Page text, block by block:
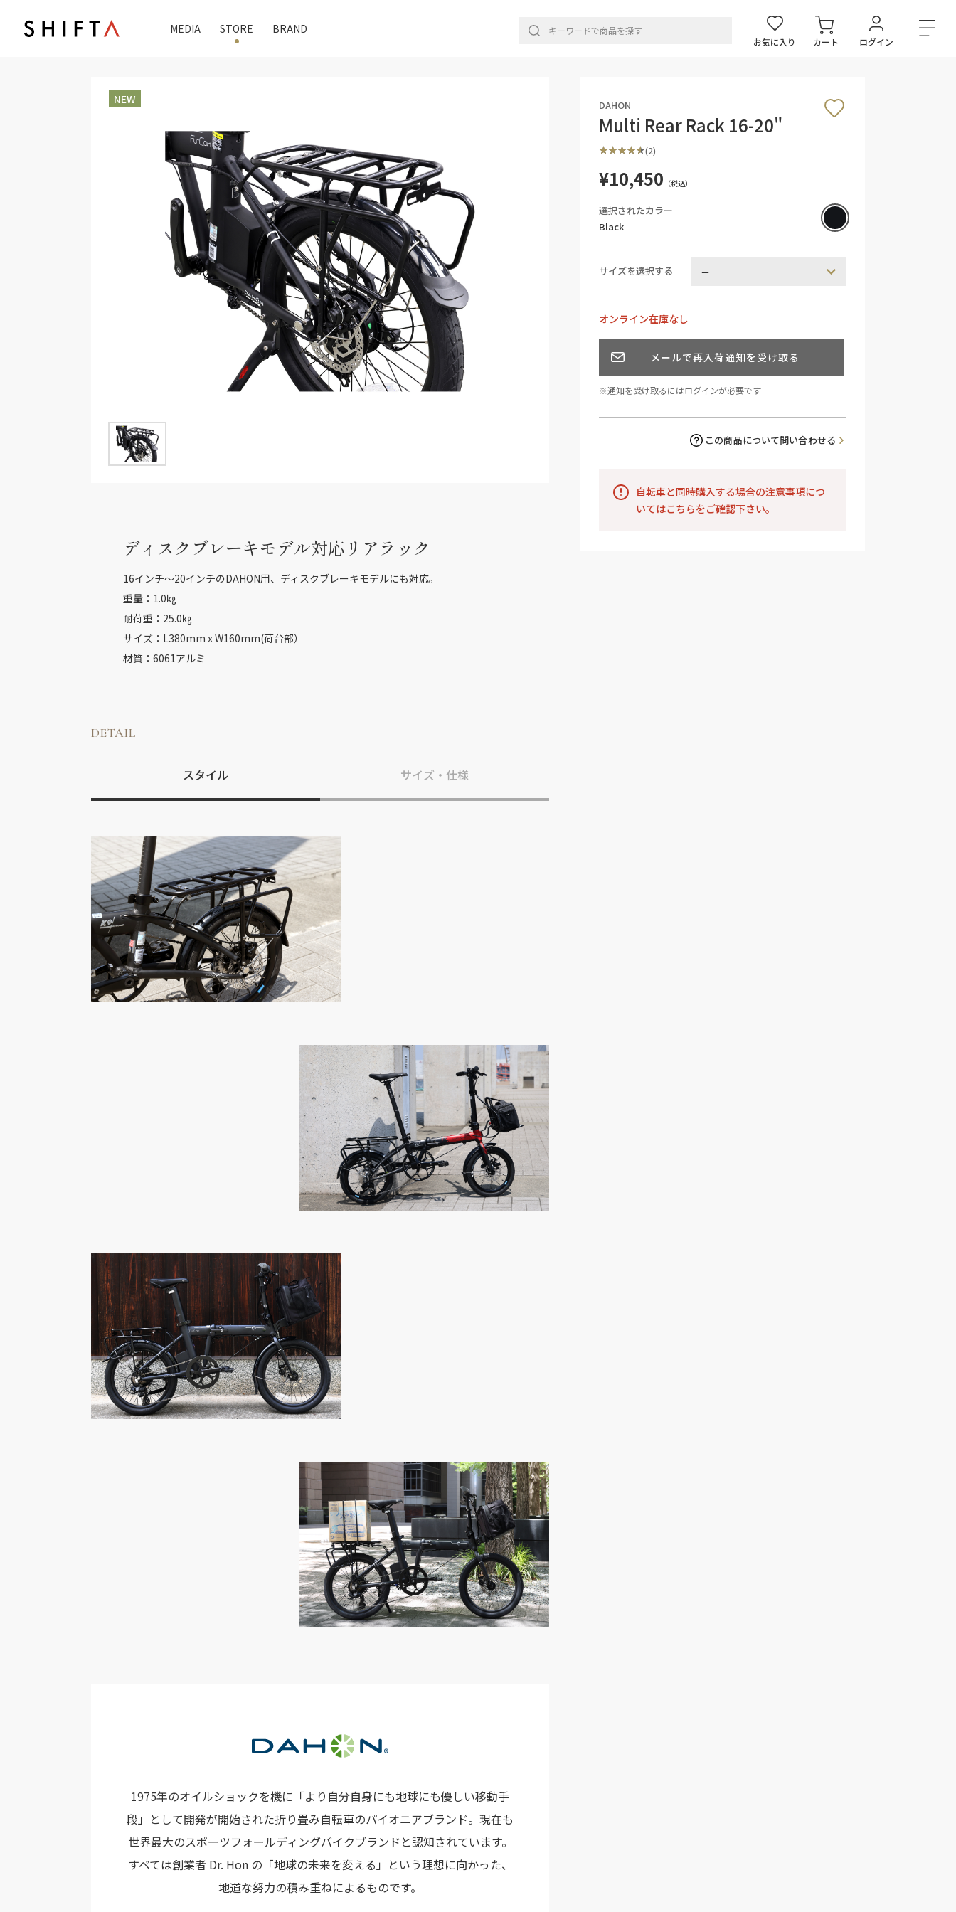
MEDIA STORE BRAND
お気に入り カート ログイン
NEW
ディスクブレーキモデル対応リアラック
16インチ～20インチのDAHON用、ディスクブレーキモデルにも対応。
重量：1.0㎏
耐荷重：25.0㎏
サイズ：L380mm x W160mm(荷台部）
材質：6061アルミ
DETAIL
スタイル サイズ・仕様
1975年のオイルショックを機に「より自分自身にも地球にも優しい移動手
段」として開発が開始された折り畳み自転車のパイオニアブランド。現在も
世界最大のスポーツフォールディングバイクブランドと認知されています。
すべては創業者 Dr. Hon の「地球の未来を変える」という理想に向かった、
地道な努力の積み重ねによるものです。
DAHON
Multi Rear Rack 16-20"
(2)
¥10,450 （税込）
選択されたカラー
Black
サイズを選択する
オンライン在庫なし
メールで再入荷通知を受け取る
※通知を受け取るにはログインが必要です
この商品について問い合わせる
自転車と同時購入する場合の注意事項につ
いてはこちらをご確認下さい。